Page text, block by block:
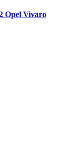
Opel Vivaro